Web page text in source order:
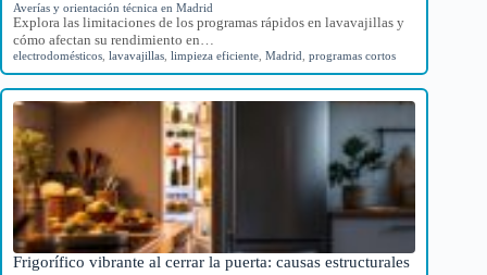
Averías y orientación técnica en Madrid
Explora las limitaciones de los programas rápidos en lavavajillas y
cómo afectan su rendimiento en…
electrodomésticos lavavajillas limpieza eficiente Madrid programas cortos
Frigorífico vibrante al cerrar la puerta: causas estructurales